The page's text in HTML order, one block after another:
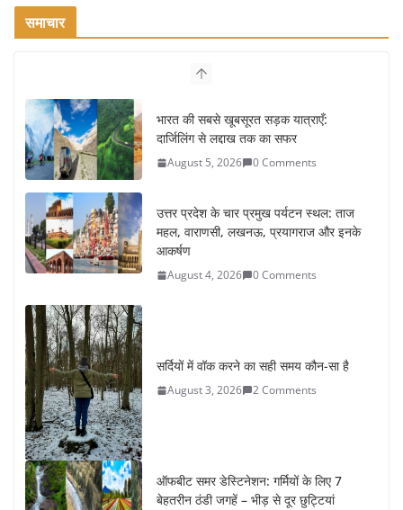
समाचार
भारत की सबसे खूबसूरत सड़क यात्राएँ:
दार्जिलिंग से लद्दाख तक का सफर
August 5, 2026 0 Comments
उत्तर प्रदेश के चार प्रमुख पर्यटन स्थल: ताज
महल, वाराणसी, लखनऊ, प्रयागराज और इनके
आकर्षण
August 4, 2026 0 Comments
सर्दियों में वॉक करने का सही समय कौन-सा है
August 3, 2026 2 Comments
ऑफबीट समर डेस्टिनेशन: गर्मियों के लिए 7
बेहतरीन ठंडी जगहें – भीड़ से दूर छुट्टियां